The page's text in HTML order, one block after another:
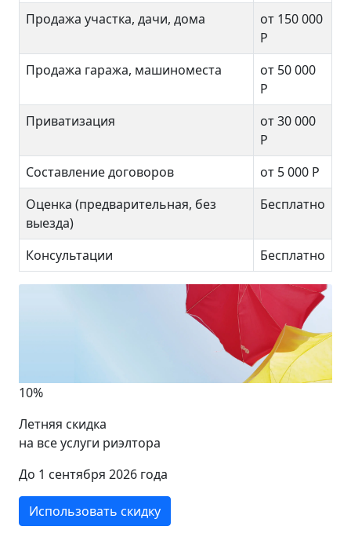
Продажа участка, дачи, дома
от 150 000
Р
Продажа гаража, машиноместа
от 50 000
Р
Приватизация
от 30 000
Р
Составление договоров
от 5 000 Р
Оценка (предварительная, без
выезда)
Бесплатно
Консультации Бесплатно
10%
Летняя скидка
на все услуги риэлтора
До 1 сентября 2026 года
Использовать скидку